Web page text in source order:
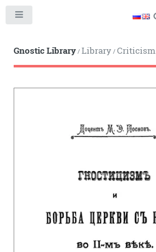
Gnostic Library/Library/Criticism